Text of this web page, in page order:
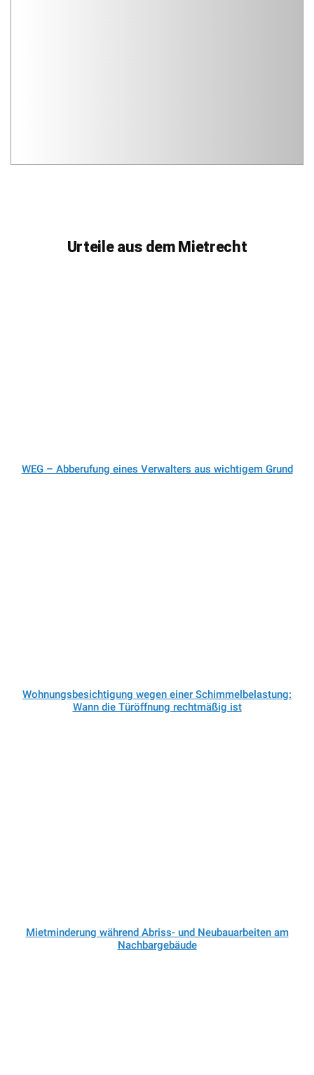
Urteile aus dem Mietrecht
WEG – Abberufung eines Verwalters aus wichtigem Grund
Wohnungsbesichtigung wegen einer Schimmelbelastung:
Wann die Türöffnung rechtmäßig ist
Mietminderung während Abriss- und Neubauarbeiten am
Nachbargebäude